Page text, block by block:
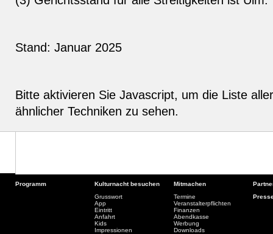
Stand: Januar 2025
Bitte aktivieren Sie Javascript, um die Liste
ähnlicher Techniken zu sehen.
Programm
Kulturnacht besuchen
Grusswort
App
Eintritt
Anfahrt
Kids
Impressionen
Mitmachen
Termine
Veranstalterpflichten
Finanzen
Abendkasse
Werbung
Downloads